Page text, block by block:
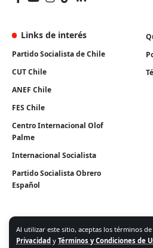
Al utilizar este sitio, aceptas los términos de
Privacidad y Términos y Condiciones de
Links de interés
Partido Socialista de Chile
CUT Chile
ANEF Chile
FES Chile
Centro Internacional Olof
Palme
Internacional Socialista
Partido Socialista Obrero
Español
Algunos Derechos Reservados.